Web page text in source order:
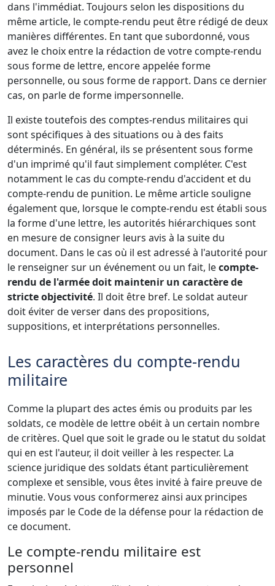
dans l'immédiat. Toujours selon les dispositions du
même article, le compte-rendu peut être rédigé de deux
manières différentes. En tant que subordonné, vous
avez le choix entre la rédaction de votre compte-rendu
sous forme de lettre, encore appelée forme
personnelle, ou sous forme de rapport. Dans ce dernier
cas, on parle de forme impersonnelle.
Il existe toutefois des comptes-rendus militaires qui
sont spécifiques à des situations ou à des faits
déterminés. En général, ils se présentent sous forme
d'un imprimé qu'il faut simplement compléter. C'est
notamment le cas du compte-rendu d'accident et du
compte-rendu de punition. Le même article souligne
également que, lorsque le compte-rendu est établi sous
la forme d'une lettre, les autorités hiérarchiques sont
en mesure de consigner leurs avis à la suite du
document. Dans le cas où il est adressé à l'autorité pour
le renseigner sur un événement ou un fait, lecompte-
rendu de l'armée doit maintenir un caractère de
stricte objectivité. Il doit être bref. Le soldat auteur
doit éviter de verser dans des propositions,
suppositions, et interprétations personnelles.
Les caractères du compte-rendu
militaire
Comme la plupart des actes émis ou produits par les
soldats, ce modèle de lettre obéit à un certain nombre
de critères. Quel que soit le grade ou le statut du soldat
qui en est l'auteur, il doit veiller à les respecter. La
science juridique des soldats étant particulièrement
complexe et sensible, vous êtes invité à faire preuve de
minutie. Vous vous conformerez ainsi aux principes
imposés par le Code de la défense pour la rédaction de
ce document.
Le compte-rendu militaire est
personnel